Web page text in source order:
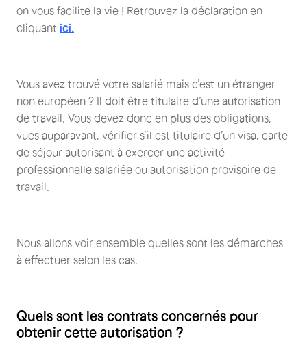
on vous facilite la vie ! Retrouvez la déclaration en
cliquant ici.
Vous avez trouvé votre salarié mais c’est un étranger
non européen ? Il doit être titulaire d’une autorisation
de travail. Vous devez donc en plus des obligations,
vues auparavant, vérifier s’il est titulaire d’un visa, carte
de séjour autorisant à exercer une activité
professionnelle salariée ou autorisation provisoire de
travail.
Nous allons voir ensemble quelles sont les démarches
à effectuer selon les cas.
Quels sont les contrats concernés pour
obtenir cette autorisation ?